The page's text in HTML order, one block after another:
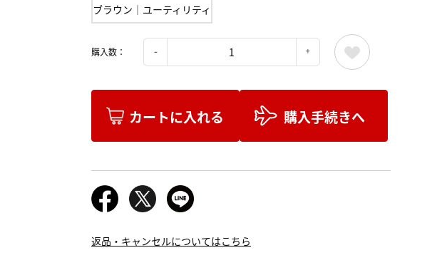
ブラウン｜ユーティリティ
購入数：
カートに入れる 購入手続きへ
返品・キャンセルについてはこちら